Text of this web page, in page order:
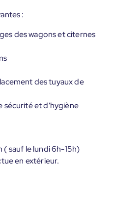
:
des wagons et citernes
des tuyaux de
sécurité et d'hygiène
( sauf le lundi 6h-15h)
en extérieur.